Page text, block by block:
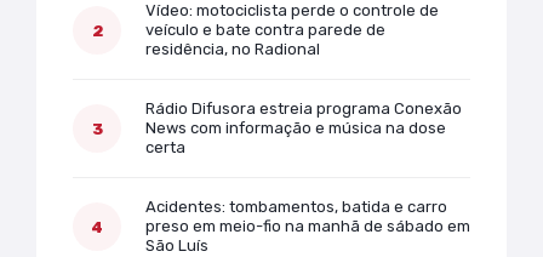
Vídeo: motociclista perde o controle de
veículo e bate contra parede de
residência, no Radional
Rádio Difusora estreia programa Conexão
News com informação e música na dose
certa
Acidentes: tombamentos, batida e carro
preso em meio-fio na manhã de sábado em
São Luís